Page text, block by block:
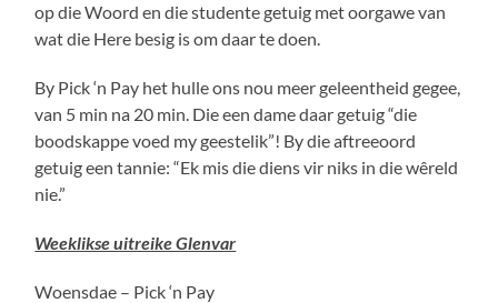
op die Woord en die studente getuig met oorgawe van
wat die Here besig is om daar te doen.
By Pick ‘n Pay het hulle ons nou meer geleentheid gegee,
van 5 min na 20 min. Die een dame daar getuig “die
boodskappe voed my geestelik”! By die aftreeoord
getuig een tannie: “Ek mis die diens vir niks in die wêreld
nie.”
Weeklikse uitreike Glenvar
Woensdae – Pick ‘n Pay